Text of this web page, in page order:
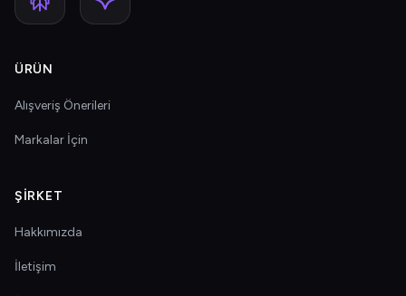
ÜRÜN
Alışveriş Önerileri
Markalar İçin
ŞIRKET
Hakkımızda
İletişim